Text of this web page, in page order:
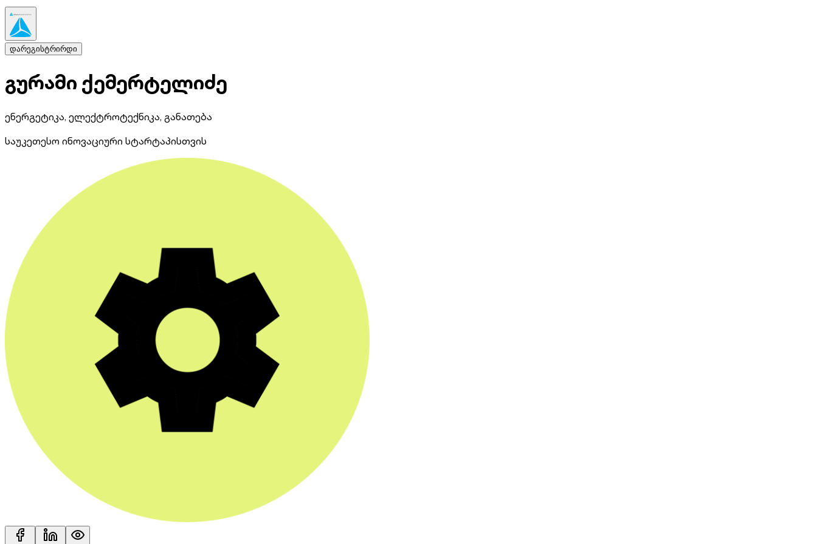
დარეგისტრირდი
გურამი ქემერტელიძე
ენერგეტიკა, ელექტროტექნიკა, განათება
საუკეთესო ინოვაციური სტარტაპისთვის